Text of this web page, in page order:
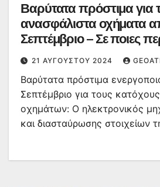
Βαρύτατα πρόστιμα για
ανασφάλιστα οχήματα
Σεπτέμβριο – Σε ποιες
φτάνουν έως και τα
21 ΑΥΓΟΎΣΤΟΥ 2024
Βαρύτατα πρόστιμα
Σεπτέμβριο για τους
οχημάτων: Ο ηλεκτρονικός
και διασταύρωσης στοιχείων